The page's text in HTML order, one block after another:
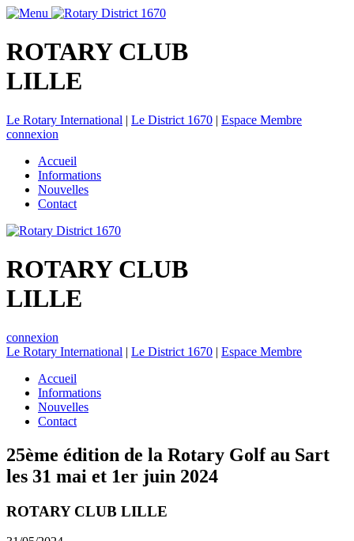
ROTARY CLUB
LILLE
Le Rotary International | Le District 1670 | Espace Membre
connexion
Accueil
Informations
Nouvelles
Contact
ROTARY CLUB
LILLE
connexion
Le Rotary International | Le District 1670 | Espace Membre
Accueil
Informations
Nouvelles
Contact
25ème édition de la Rotary Golf au Sart
les 31 mai et 1er juin 2024
ROTARY CLUB LILLE